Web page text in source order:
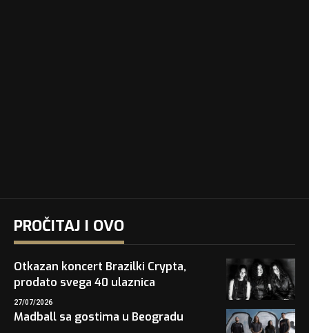
PROČITAJ I OVO
Otkazan koncert Brazilki Crypta,
prodato svega 40 ulaznica
27/07/2026
Madball sa gostima u Beogradu